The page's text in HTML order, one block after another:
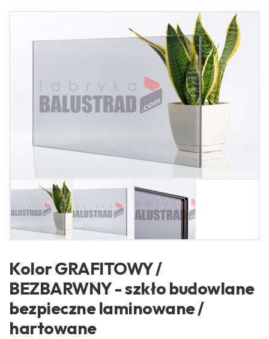
Kolor GRAFITOWY /
BEZBARWNY - szkło budowlane
bezpieczne laminowane /
hartowane